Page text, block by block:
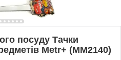
посуду Тачки
Metr+ (ММ2140)